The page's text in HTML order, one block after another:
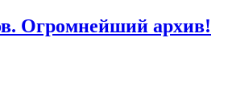
Огромнейший архив!